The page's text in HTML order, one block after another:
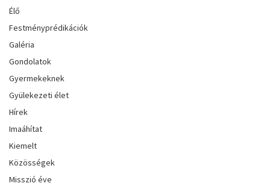
Élő
Festményprédikációk
Galéria
Gondolatok
Gyermekeknek
Gyülekezeti élet
Hírek
Imaáhítat
Kiemelt
Közösségek
Misszió éve